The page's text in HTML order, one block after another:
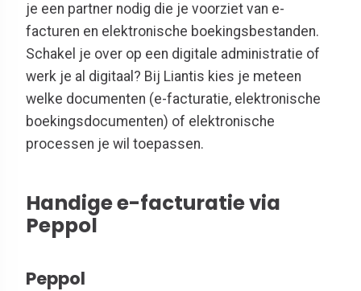
je een partner nodig die je voorziet van e-
facturen en elektronische boekingsbestanden.
Schakel je over op een digitale administratie of
werk je al digitaal? Bij Liantis kies je meteen
welke documenten (e-facturatie, elektronische
boekingsdocumenten) of elektronische
processen je wil toepassen.
Handige e-facturatie via
Peppol
Peppol